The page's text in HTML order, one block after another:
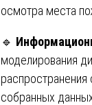
осмотра места
🔹
моделирования
собранных